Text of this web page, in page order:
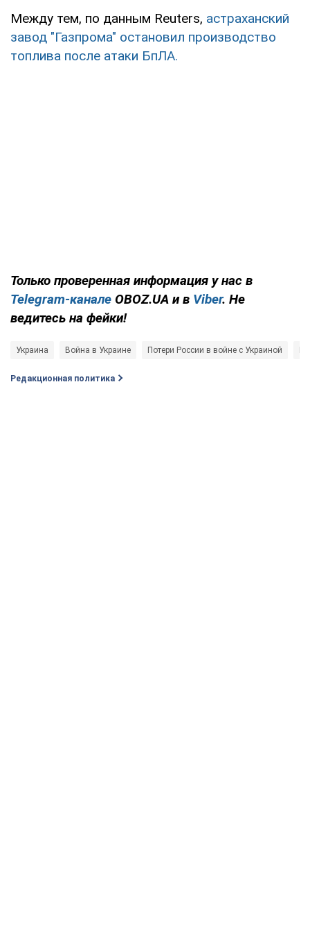
Между тем, по данным Reuters, астраханский
завод "Газпрома" остановил производство
топлива после атаки БпЛА.
Только проверенная информация у нас в
Telegram-канале OBOZ.UA и в Viber. Не
ведитесь на фейки!
Украина Война в Украине Потери России в войне с Украиной
Редакционная политика